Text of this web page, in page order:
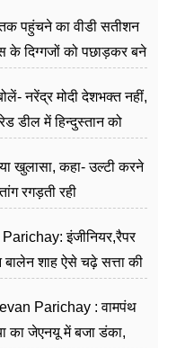
पहुंचने का वीडी सतीशन
के दिग्गजों को पछाड़कर बने
नरेंद्र मोदी देशभक्त नहीं,
डील में हिन्दुस्तान को
खुलासा, कहा- उल्टी करने
रगड़ती रही
इंजीनियर,रैपर
शाह ऐसे चढ़े सत्ता की
Parichay : वामपंथ
का जेएनयू में बजा डंका,